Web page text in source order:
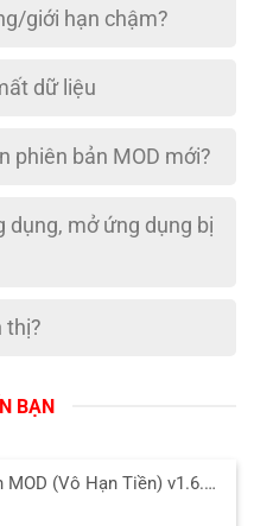
giới hạn chậm?
dữ liệu
phiên bản MOD mới?
dụng, mở ứng dụng bị
thị?
BẠN
Tải Agent Action MOD (Vô Hạn Tiền) v1.6.49 APK cho Android